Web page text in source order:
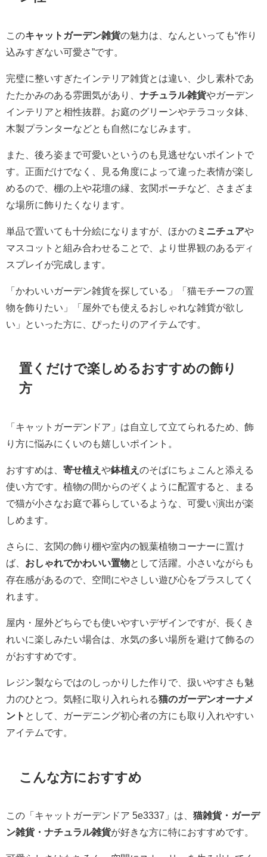
このキャットガーデン雑貨の魅力は、なんといっても“作り
込みすぎない可愛さ”です。
完璧に整いすぎたインテリア雑貨とは違い、少し素朴であ
たたかみのある雰囲気があり、 ナチュラル雑貨やガーデン
インテリアと相性抜群。お庭のグリーンやテラコッタ鉢、
木製プランターなどとも自然になじみます。
また、後ろ姿まで可愛いというのも見逃せないポイントで
す。正面だけでなく、見る角度によって違った表情が楽し
めるので、棚の上や花壇の縁、玄関ポーチなど、さまざま
な場所に飾りたくなります。
単品で置いても十分絵になりますが、ほかの ミニチュアや
マスコットと組み合わせることで、より世界観のあるディ
スプレイが完成します。
「かわいいガーデン雑貨を探している」「猫モチーフの置
物を飾りたい」「屋外でも使えるおしゃれな雑貨が欲し
い」といった方に、ぴったりのアイテムです。
置くだけで楽しめるおすすめの飾り
方
「キャットガーデンドア」は自立して立てられるため、飾
り方に悩みにくいのも嬉しいポイント。
おすすめは、 寄せ植え や鉢植え のそばにちょこんと添える
使い方です。植物の間からのぞくように配置すると、まる
で猫が小さなお庭で暮らしているような、可愛い演出が楽
しめます。
さらに、玄関の飾り棚や室内の観葉植物コーナーに置け
ば、 おしゃれでかわいい置物として活躍。小さいながらも
存在感があるので、空間にやさしい遊び心をプラスしてく
れます。
屋内・屋外どちらでも使いやすいデザインですが、長くき
れいに楽しみたい場合は、水気の多い場所を避けて飾るの
がおすすめです。
レジン製ならではのしっかりした作りで、扱いやすさも魅
力のひとつ。気軽に取り入れられる猫のガーデンオーナメ
ント として、ガーデニング初心者の方にも取り入れやすい
アイテムです。
こんな方におすすめ
この「キャットガーデンドア 5e3337」は、 猫雑貨・ガーデ
ン雑貨・ナチュラル雑貨が好きな方に特におすすめです。